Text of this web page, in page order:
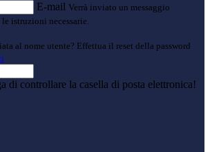
E-mail Verrà inviato un messaggio
istruzioni necessarie.
al nome utente? Effettua il reset della password
di controllare la casella di posta elettronica!